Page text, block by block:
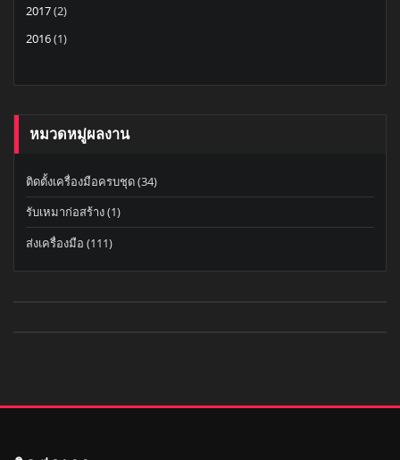
2017(2)
2016(1)
หมวดหมู่ผลงาน
ติดตั้งเครื่องมือครบชุด(34)
รับเหมาก่อสร้าง(1)
ส่งเครื่องมือ (111)